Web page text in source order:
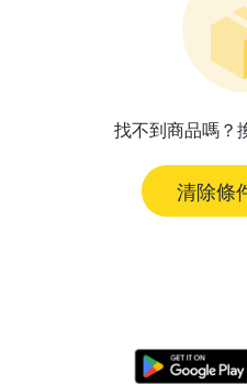
找不到商品嗎？
清除條